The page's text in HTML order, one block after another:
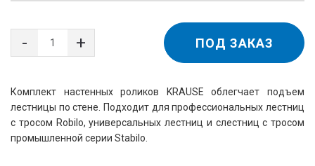
Комплект настенных роликов KRAUSE облегчает подъем
лестницы по стене. Подходит для профессиональных лестниц
с тросом Robilo, универсальных лестниц и слестниц с тросом
промышленной серии Stabilo.
ПОД ЗАКАЗ